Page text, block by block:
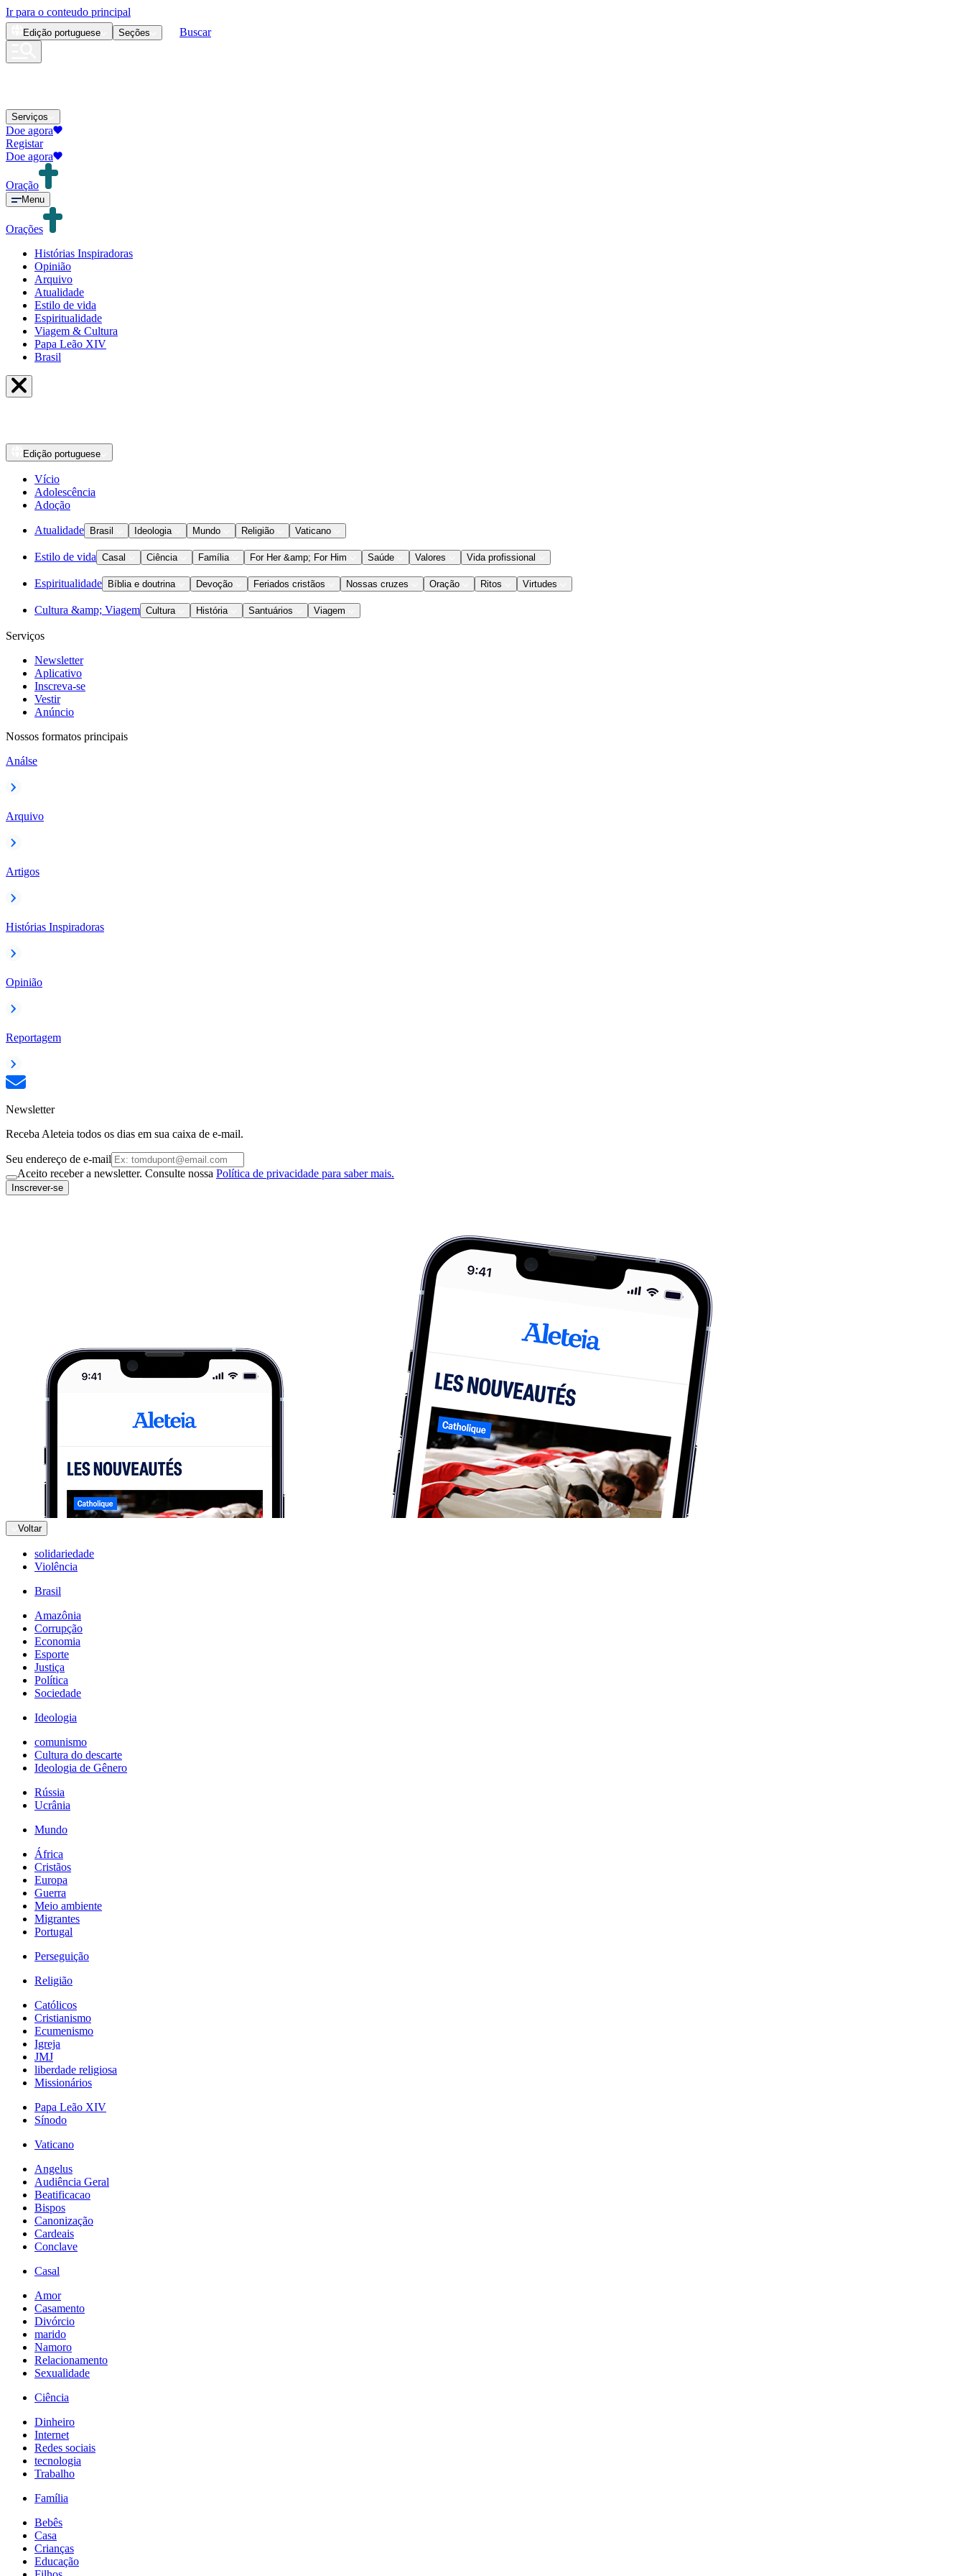
Ir para o conteudo principal
Edição portuguese Seções Buscar
Serviços
Doe agora
Registar
Doe agora
Oração
Menu
Orações
Histórias Inspiradoras
Opinião
Arquivo
Atualidade
Estilo de vida
Espiritualidade
Viagem & Cultura
Papa Leão XIV
Brasil
Edição portuguese
Vício
Adolescência
Adoção
Atualidade Brasil Ideologia Mundo Religião Vaticano
Estilo de vida Casal Ciência Família For Her &amp; For Him Saúde Valores Vida profissional
Espiritualidade Bíblia e doutrina Devoção Feriados cristãos Nossas cruzes Oração Ritos Virtudes
Cultura &amp; Viagem Cultura História Santuários Viagem
Serviços
Newsletter
Aplicativo
Inscreva-se
Vestir
Anúncio
Nossos formatos principais
Análse
Arquivo
Artigos
Histórias Inspiradoras
Opinião
Reportagem
Newsletter
Receba Aleteia todos os dias em sua caixa de e-mail.
Seu endereço de e-mail
Aceito receber a newsletter. Consulte nossa Política de privacidade para saber mais.
Inscrever-se
Voltar
solidariedade
Violência
Brasil
Amazônia
Corrupção
Economia
Esporte
Justiça
Política
Sociedade
Ideologia
comunismo
Cultura do descarte
Ideologia de Gênero
Rússia
Ucrânia
Mundo
África
Cristãos
Europa
Guerra
Meio ambiente
Migrantes
Portugal
Perseguição
Religião
Católicos
Cristianismo
Ecumenismo
Igreja
JMJ
liberdade religiosa
Missionários
Papa Leão XIV
Sínodo
Vaticano
Angelus
Audiência Geral
Beatificacao
Bispos
Canonização
Cardeais
Conclave
Casal
Amor
Casamento
Divórcio
marido
Namoro
Relacionamento
Sexualidade
Ciência
Dinheiro
Internet
Redes sociais
tecnologia
Trabalho
Família
Bebês
Casa
Crianças
Educação